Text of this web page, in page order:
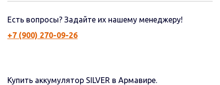
Есть вопросы? Задайте их нашему менеджеру!
+7 (900) 270-09-26
Купить аккумулятор SILVER в Армавире.